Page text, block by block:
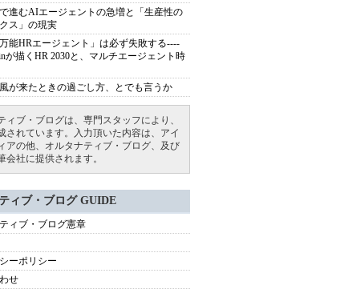
進むAIエージェントの急増と「生産性の
ス」の現実
万能HRエージェント」は必ず失敗する----
が描くHR 2030と、マルチエージェント時
が来たときの過ごし方、とでも言うか
ィブ・ブログは、専門スタッフにより、
されています。入力頂いた内容は、アイ
アの他、オルタナティブ・ブログ、及び
会社に提供されます。
ィブ・ブログ GUIDE
ィブ・ブログ憲章
ーポリシー
せ